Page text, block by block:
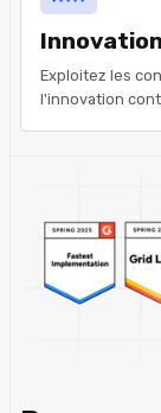
Exploitez les
l'innovation